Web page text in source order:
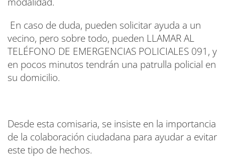
En caso de duda, pueden solicitar ayuda a un
vecino, pero sobre todo, pueden LLAMAR AL
TELÉFONO DE EMERGENCIAS POLICIALES 091, y
en pocos minutos tendrán una patrulla policial en
su domicilio.
Desde esta comisaria, se insiste en la importancia
de la colaboración ciudadana para ayudar a evitar
este tipo de hechos.